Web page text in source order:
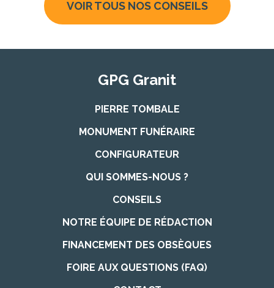
VOIR TOUS NOS CONSEILS
GPG Granit
PIERRE TOMBALE
MONUMENT FUNÉRAIRE
CONFIGURATEUR
QUI SOMMES-NOUS ?
CONSEILS
NOTRE ÉQUIPE DE RÉDACTION
FINANCEMENT DES OBSÈQUES
FOIRE AUX QUESTIONS (FAQ)